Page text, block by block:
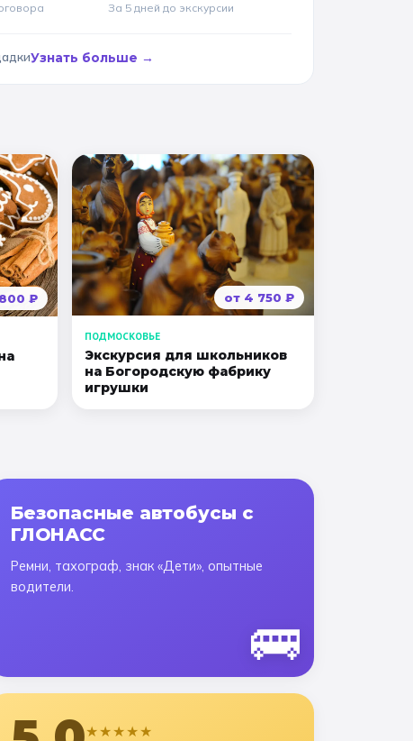
За 5 дней до экскурсии
Узнать больше →
₽ от 4 750 ₽
ПОДМОСКОВЬЕ
Экскурсия для школьников
на Богородскую фабрику
игрушки
Безопасные автобусы с
ГЛОНАСС
Ремни, тахограф, знак «Дети», опытные
водители.
🚌
★★★★★